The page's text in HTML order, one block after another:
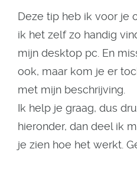
Deze tip heb ik voor je
ik het zelf zo handig
mijn desktop pc. En
ook, maar kom je er
met mijn beschrijving.
Ik help je graag, dus
hieronder, dan deel ik
je zien hoe het werkt.